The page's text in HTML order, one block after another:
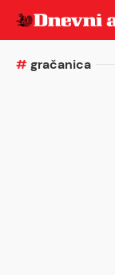
#gračanica